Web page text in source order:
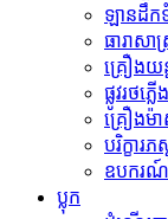
ឡានដឹ
ធារាសាស្
គ្រឿងយ
ផ្លូវរថភ្លើង
គ្រឿង
បរិក្ខារភ
ឧបករ
ប្លុក